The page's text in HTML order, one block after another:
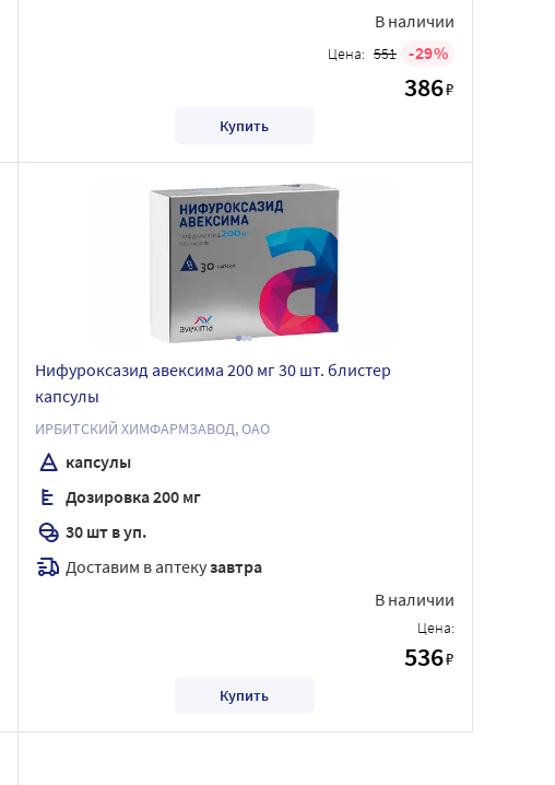
В наличии
Цена: 551 29
386₽
Купить
Нифуроксазид авексима 200 мг 30 шт. блистер
капсулы
ИРБИТСКИЙ ХИМФАРМЗАВОД, ОАО
капсулы
Дозировка 200 мг
30 шт в уп.
Доставим в аптекузавтра
В наличии
Цена:
536₽
Купить